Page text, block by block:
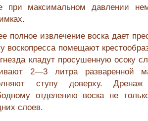
при максимальном давлении
полное извлечение воска дает
воскопресса помещают
кладут просушенную осоку
2—3 литра разваренной
ступу доверху. Дренаж
отделению воска не
слоев.